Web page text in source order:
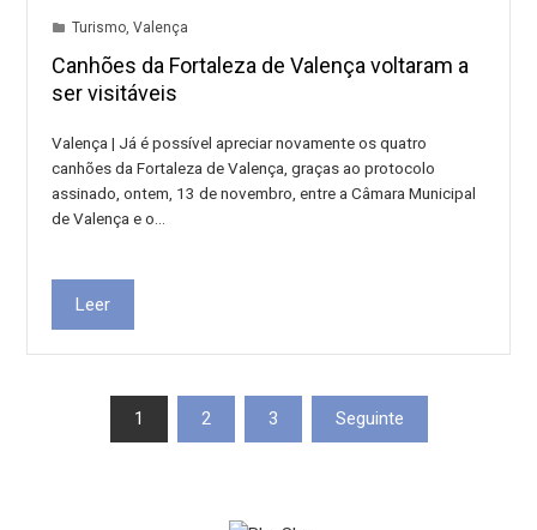
Turismo,Valença
Canhões da Fortaleza de Valença voltaram a
ser visitáveis
Valença | Já é possível apreciar novamente os quatro
canhões da Fortaleza de Valença, graças ao protocolo
assinado, ontem, 13 de novembro, entre a Câmara Municipal
de Valença e o…
Leer
Paxinación
1 2 3 Seguinte